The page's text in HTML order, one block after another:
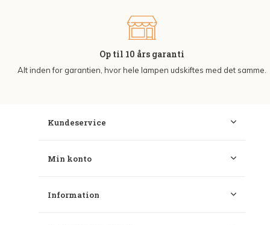
Op til 10 års garanti
Alt inden for garantien, hvor hele lampen udskiftes med det samme.
Kundeservice
Min konto
Information